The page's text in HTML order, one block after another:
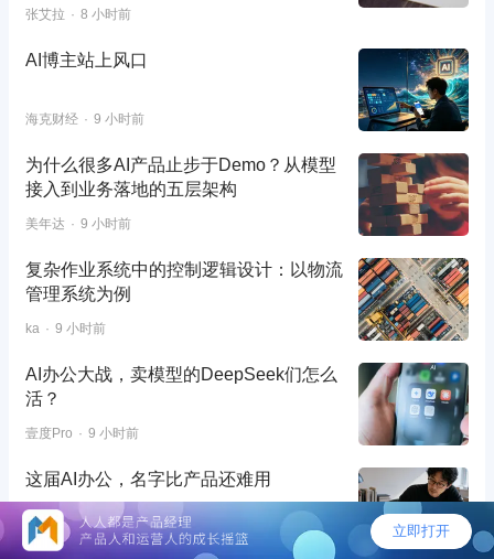
张艾拉 8 小时前
AI博主站上风口
海克财经 9 小时前
为什么很多AI产品止步于Demo？从模型
接入到业务落地的五层架构
美年达 9 小时前
复杂作业系统中的控制逻辑设计：以物流
管理系统为例
ka 9 小时前
AI办公大战，卖模型的DeepSeek们怎么
活？
壹度Pro 9 小时前
这届AI办公，名字比产品还难用
盒饭财经 9 小时前